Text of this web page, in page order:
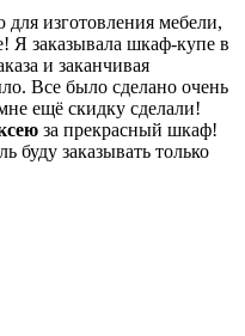
изготовления мебели,
Я заказывала шкаф-купе в
и заканчивая
Все было сделано очень
ещё скидку сделали!
за прекрасный шкаф!
буду заказывать только